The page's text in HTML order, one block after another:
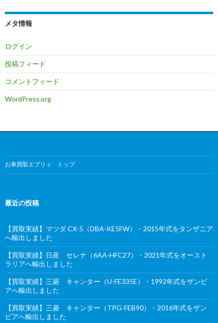
メタ情報
ログイン
投稿フィード
コメントフィード
WordPress.org
お車買取エブリィ トップ
最近の投稿
【買取実績】マツダ CX-5（DBA-KE5FW）・2015年式をタンザニア
へ輸出しました
【買取実績】日産 セレナ（6AA-HFC27）・2021年式をオースト
ラリアへ輸出しました
【買取実績】三菱 キャンター（U-FE335E）・1992年式をザンビ
アへ輸出しました
【買取実績】三菱 キャンター（TPG-FEB90）・2016年式をザン
ビアへ輸出しました